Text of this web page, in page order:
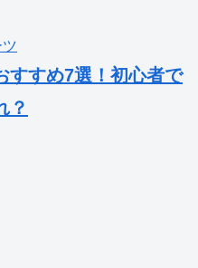
すすめ7選！初心者で
？